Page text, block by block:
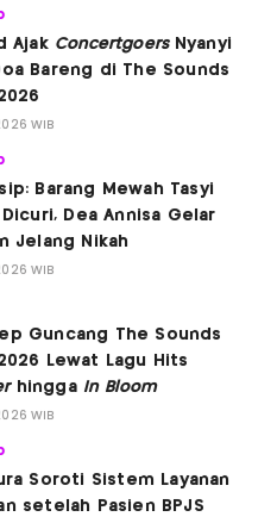
Ajak ConcertgoersNyanyi
Bareng di The Sounds
WIB
Barang Mewah Tasyi
Dea Annisa Gelar
Jelang Nikah
WIB
Guncang The Sounds
Lewat Lagu Hits
hingga In Bloom
WIB
Soroti Sistem Layanan
setelah Pasien BPJS